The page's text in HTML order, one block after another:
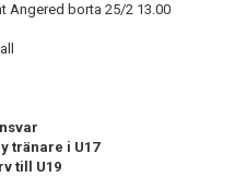
Angered borta 25/2 13.00
tränare i U17
till U19